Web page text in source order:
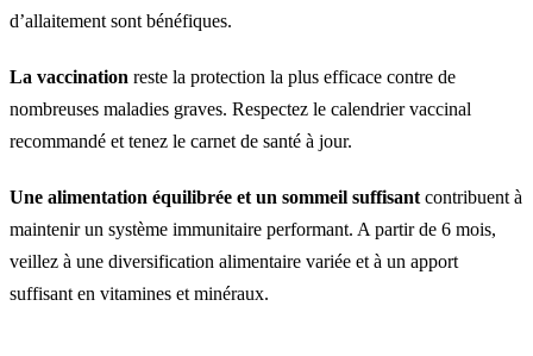
d’allaitement sont bénéfiques.
La vaccination reste la protection la plus efficace contre de
nombreuses maladies graves. Respectez le calendrier vaccinal
recommandé et tenez le carnet de santé à jour.
Une alimentation équilibrée et un sommeil suffisant contribuent à
maintenir un système immunitaire performant. A partir de 6 mois,
veillez à une diversification alimentaire variée et à un apport
suffisant en vitamines et minéraux.